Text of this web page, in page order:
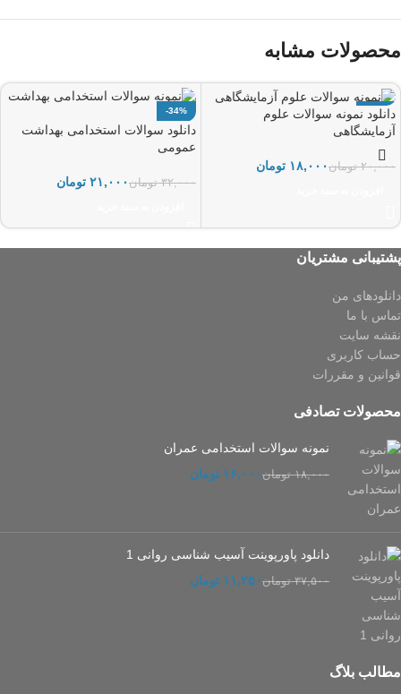
محصولات مشابه
-10%
دانلود نمونه سوالات علوم
آزمایشگاهی
۲۰,۰۰۰ تومان ۱۸,۰۰۰ تومان
-34%
دانلود سوالات استخدامی بهداشت
عمومی
۳۲,۰۰۰ تومان ۲۱,۰۰۰ تومان
پشتیبانی مشتریان
دانلودهای من
تماس با ما
نقشه سایت
حساب کاربری
قوانین و مقررات
محصولات تصادفی
نمونه سوالات استخدامی عمران
۱۸,۰۰۰ تومان ۱۶,۰۰۰ تومان
دانلود پاورپوینت آسیب شناسی روانی 1
۳۷,۵۰۰ تومان ۱۱,۲۵۰ تومان
مطالب بلاگ